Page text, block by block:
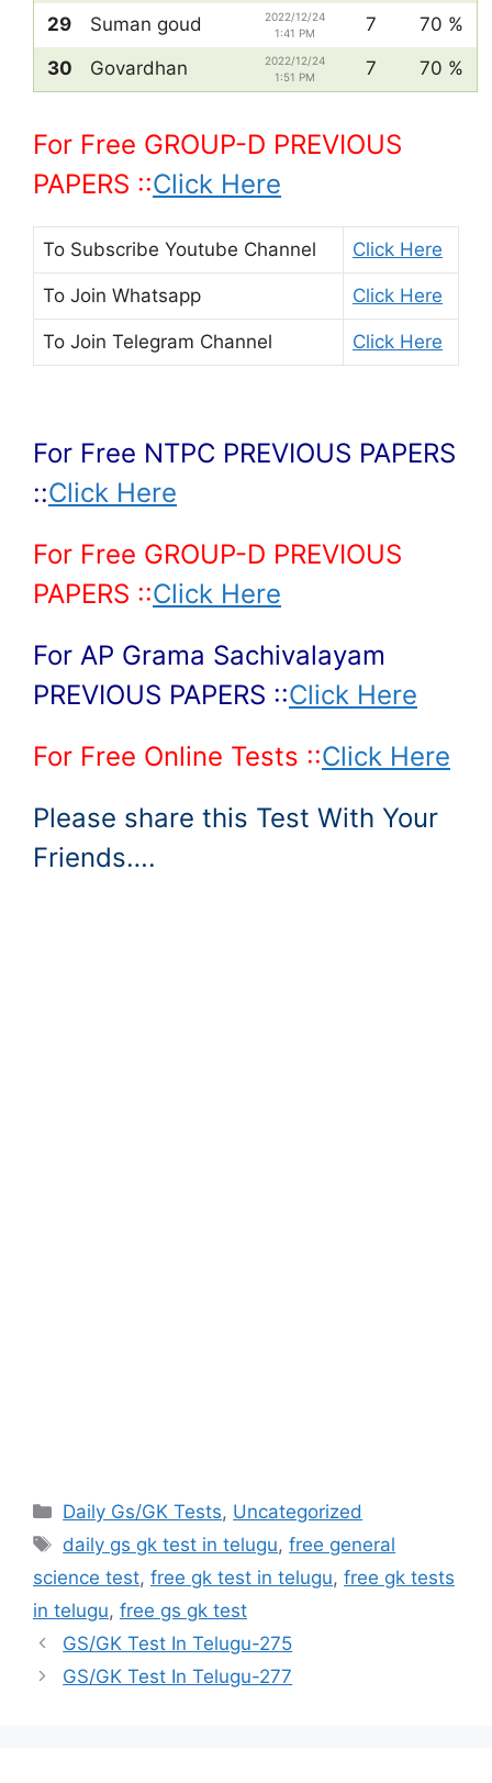
29 Suman goud
2022/12/24
1:41 PM
7
70 %
30
Govardhan
2022/12/24
1:51 PM
7 70 %
For Free GROUP-D PREVIOUS
PAPERS ::Click Here
To Subscribe Youtube Channel Click Here
To Join Whatsapp Click Here
To Join Telegram Channel Click Here
For Free NTPC PREVIOUS PAPERS
::Click Here
For Free GROUP-D PREVIOUS
PAPERS ::Click Here
For AP Grama Sachivalayam
PREVIOUS PAPERS ::Click Here
For Free Online Tests ::Click Here
Please share this Test With Your
Friends….
Categories
Daily Gs/GK Tests, Uncategorized
Tags
daily gs gk test in telugu,free general
science test, free gk test in telugu, free gk tests
in telugu, free gs gk test
GS/GK Test In Telugu-275
GS/GK Test In Telugu-277